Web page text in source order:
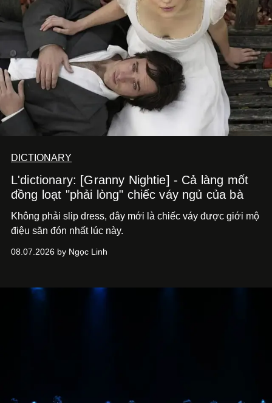
DICTIONARY
L'dictionary: [Granny Nightie] - Cả làng mốt
đồng loạt "phải lòng" chiếc váy ngủ của bà
Không phải slip dress, đây mới là chiếc váy được giới mộ
điệu săn đón nhất lúc này.
08.07.2026 by Ngọc Linh